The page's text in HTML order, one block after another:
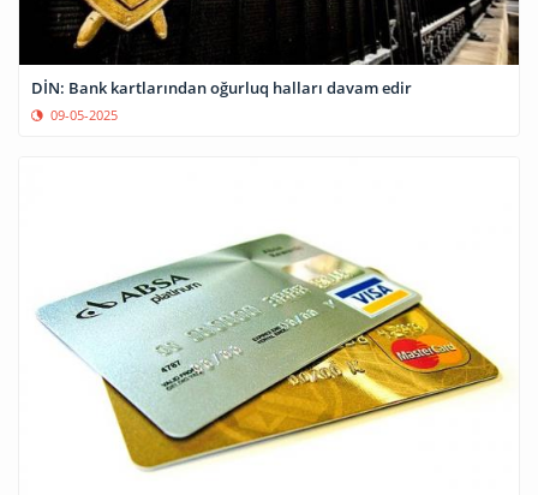
DİN: Bank kartlarından oğurluq halları davam edir
09-05-2025